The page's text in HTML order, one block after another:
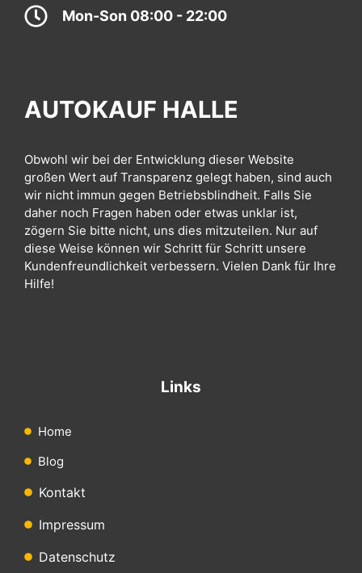
Mon-Son 08:00 - 22:00
AUTOKAUF HALLE
Obwohl wir bei der Entwicklung dieser Website
großen Wert auf Transparenz gelegt haben, sind auch
wir nicht immun gegen Betriebsblindheit. Falls Sie
daher noch Fragen haben oder etwas unklar ist,
zögern Sie bitte nicht, uns dies mitzuteilen. Nur auf
diese Weise können wir Schritt für Schritt unsere
Kundenfreundlichkeit verbessern. Vielen Dank für Ihre
Hilfe!
Links
Home
Blog
Kontakt
Impressum
Datenschutz